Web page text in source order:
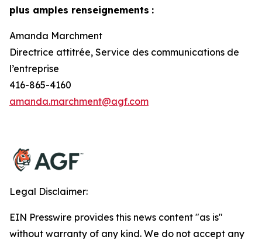
plus amples renseignements :
Amanda Marchment
Directrice attitrée, Service des communications de
l’entreprise
416-865-4160
amanda.marchment@agf.com
Legal Disclaimer:
EIN Presswire provides this news content "as is"
without warranty of any kind. We do not accept any